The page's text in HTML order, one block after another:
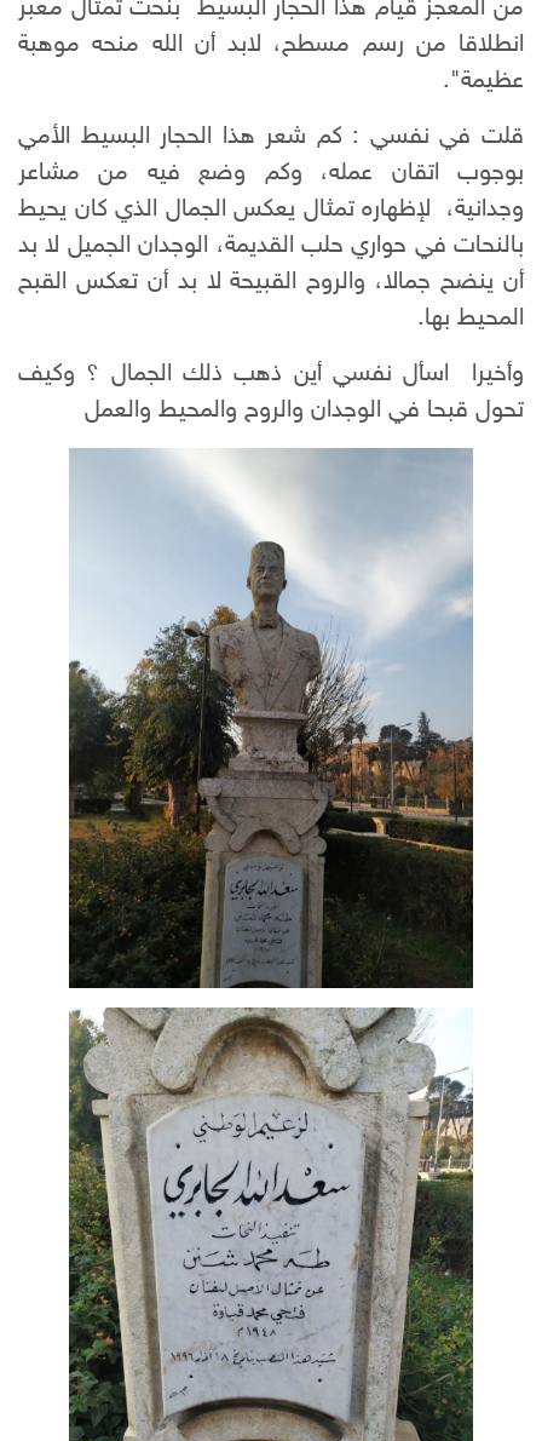
من المعجز قيام هذا الحجار البسيط بنحت تمثال معبر
انطلاقا من رسم مسطح، لابد أن الله منحه موهبة
عظيمة".
قلت في نفسي : كم شعر هذا الحجار البسيط الأمي
بوجوب اتقان عمله، وكم وضع فيه من مشاعر
وجدانية، لإظهاره تمثال يعكس الجمال الذي كان يحيط
بالنحات في حواري حلب القديمة، الوجدان الجميل لا بد
أن ينضح جمالا، والروح القبيحة لا بد أن تعكس القبح
المحيط بها.
وأخيرا اسأل نفسي أين ذهب ذلك الجمال ؟ وكيف
تحول قبحا في الوجدان والروح والمحيط والعمل